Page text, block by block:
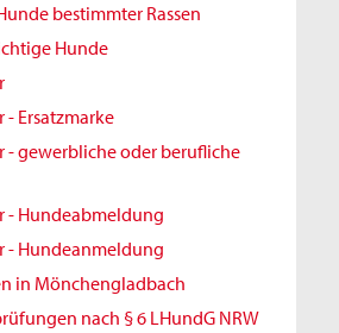
bestimmter Rassen
Hunde
- Ersatzmarke
- gewerbliche oder berufliche
- Hundeabmeldung
- Hundeanmeldung
in Mönchengladbach
nach § 6 LHundG NRW